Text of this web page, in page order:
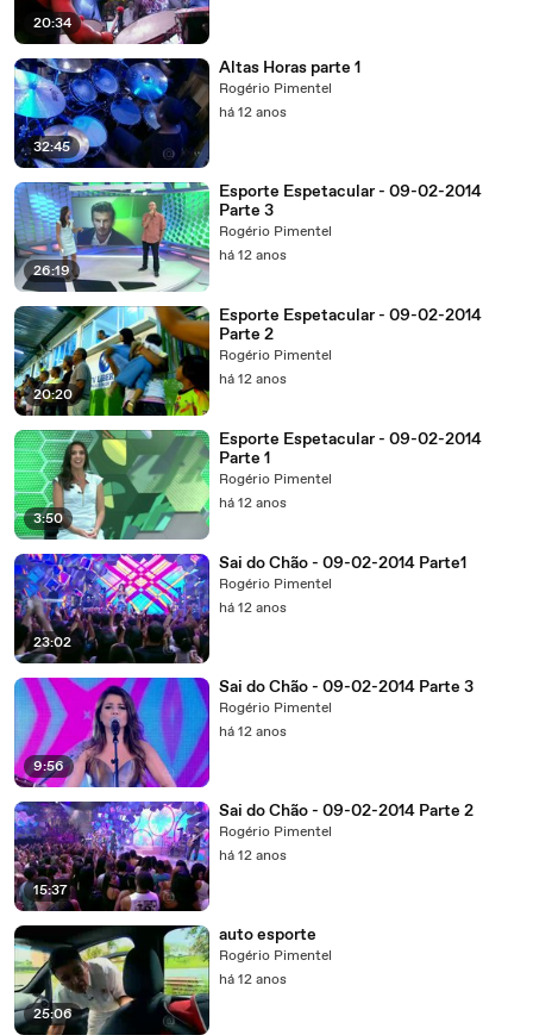
20:34
32:45
Altas Horas parte 1
Rogério Pimentel
há 12 anos
26:19
Esporte Espetacular - 09-02-2014
Parte 3
Rogério Pimentel
há 12 anos
20:20
Esporte Espetacular - 09-02-2014
Parte 2
Rogério Pimentel
há 12 anos
3:50
Esporte Espetacular - 09-02-2014
Parte 1
Rogério Pimentel
há 12 anos
23:02
Sai do Chão - 09-02-2014 Parte1
Rogério Pimentel
há 12 anos
9:56
Sai do Chão - 09-02-2014 Parte 3
Rogério Pimentel
há 12 anos
15:37
Sai do Chão - 09-02-2014 Parte 2
Rogério Pimentel
há 12 anos
25:06
auto esporte
Rogério Pimentel
há 12 anos